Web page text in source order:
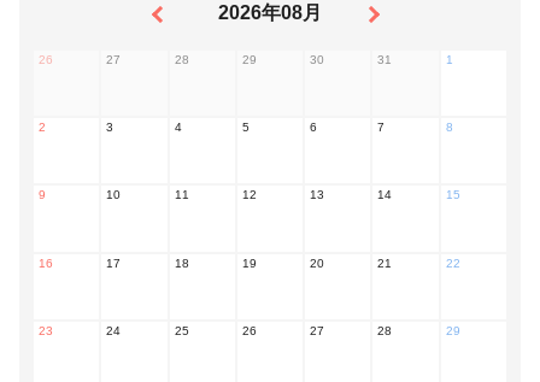
2026年08月
26 27 28 29 30 31 1
2 3 4 5 6 7 8
9 10 11 12 13 14 15
16 17 18 19 20 21 22
23 24 25 26 27 28 29